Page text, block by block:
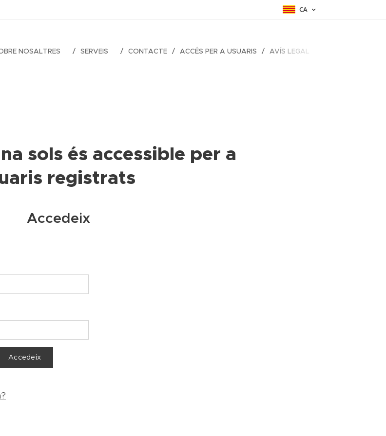
CA
NOSALTRES SERVEIS CONTACTE ACCÉS PER A USUARIS AVÍS LEGAL
sols és accessible per a
registrats
Accedeix
Accedeix